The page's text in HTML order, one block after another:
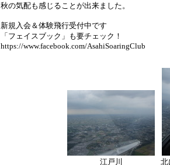
秋の気配も感じることが出来ました。
新規入会＆体験飛行受付中です
「フェイスブック」も要チェック！
https://www.facebook.com/AsahiSoaringClub
江戸川 北